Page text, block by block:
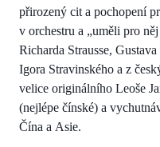
přirozený cit a pochopení
v orchestru a „uměli pro
Richarda Strausse,
Igora Stravinského a z
velice originálního Leoše
(nejlépe čínské) a
Čína a Asie.